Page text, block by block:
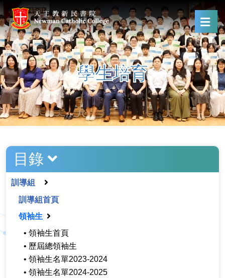
學生培育
目錄
訓導組
訓導組首頁
領袖生
• 領袖生首頁
• 歷屆總領袖生
• 領袖生名單2023-2024
• 領袖生名單2024-2025